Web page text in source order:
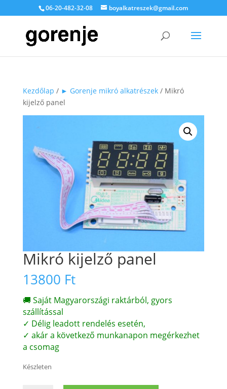
06-20-482-32-08 boyalkatreszek@gmail.com
Kezdőlap / ► Gorenje mikró alkatrészek/ Mikró
kijelző panel
Mikró kijelző panel
13800 Ft
🚚 Saját Magyarországi raktárból, gyors
szállítással
✓ Délig leadott rendelés esetén,
✓ akár a következő munkanapon megérkezhet
a csomag
Készleten